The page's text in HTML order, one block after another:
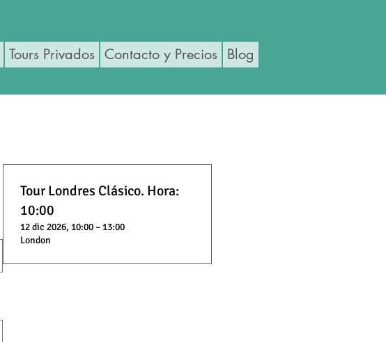
Tours Privados Contacto y Precios Blog
Tour Londres Clásico. Hora:
10:00
12 dic 2026, 10:00 – 13:00
London